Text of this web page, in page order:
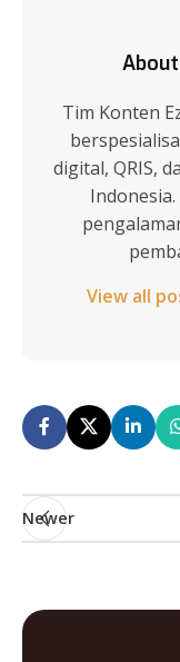
Tim Konten
digital, QRIS,
View all
Newer